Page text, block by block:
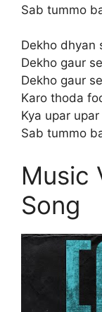
Sab tummo
Dekho dhyan
Dekho gaur se
Dekho gaur se
Karo thoda
Kya upar
Sab tummo
Music
Song